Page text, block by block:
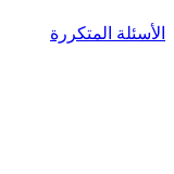
الأسئلة المتكررة